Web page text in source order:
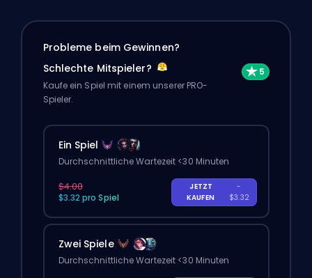
Probleme beim Gewinnen?
Schlechte Mitspieler?
Kaufe ein Spiel mit einem unserer PRO-
Spieler.
Ein Spiel
Durchschnittliche Wartezeit <30 Minuten
$4.00
$3.32 pro Spiel
JETZT
KAUFEN
-
$3.32
Zwei Spiele
Durchschnittliche Wartezeit <30 Minuten